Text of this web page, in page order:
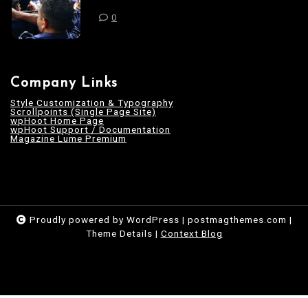
0
Company Links
Style Customization & Typography
Scrollpoints (Single Page Site)
wpHoot Home Page
wpHoot Support / Documentation
Magazine Lume Premium
Proudly powered by WordPress | postmagthemes.com |
Theme Details | Context Blog